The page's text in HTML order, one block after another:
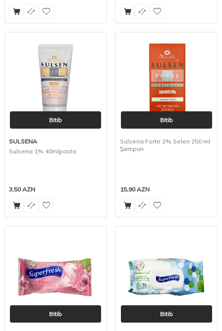
Bitib
SULSENA
Sulsena 1% 40mlpasta
3,50AZN
Bitib
Sulsena Forte 2% Selen 250 ml
Şampun
15,90AZN
Bitib Bitib